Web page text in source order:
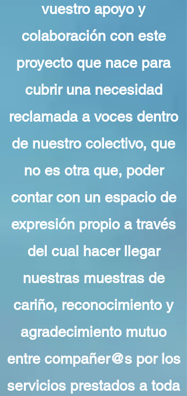
vuestro apoyo y
colaboración con este
proyecto que nace para
cubrir una necesidad
reclamada a voces dentro
de nuestro colectivo, que
no es otra que, poder
contar con un espacio de
expresión propio a través
del cual hacer llegar
nuestras muestras de
cariño, reconocimiento y
agradecimiento mutuo
entre compañer@s por los
servicios prestados a toda